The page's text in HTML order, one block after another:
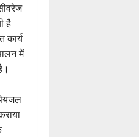
है
कार्य
में